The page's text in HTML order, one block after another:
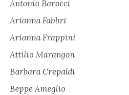
Antonio Barocci
Arianna Fabbri
Arianna Frappini
Attilio Marangon
Barbara Crepaldi
Beppe Ameglio